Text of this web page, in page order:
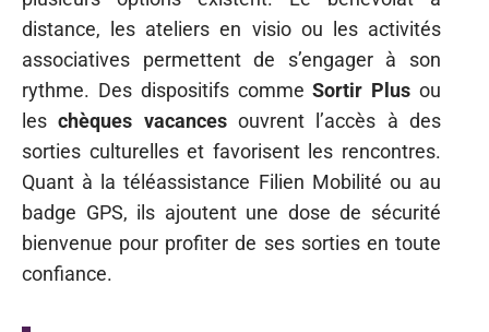
distance, les ateliers en visio ou les activités
associatives permettent de s’engager à son
rythme. Des dispositifs commeSortir Plus ou
leschèques vacancesouvrent l’accès à des
sorties culturelles et favorisent les rencontres.
Quant à la téléassistance Filien Mobilité ou au
badge GPS, ils ajoutent une dose de sécurité
bienvenue pour profiter de ses sorties en toute
confiance.